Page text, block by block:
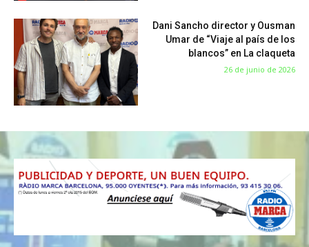
Dani Sancho director y Ousman
Umar de “Viaje al país de los
blancos” en La claqueta
26 de junio de 2026